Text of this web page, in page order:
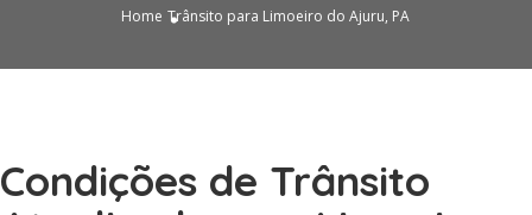
Home Trânsito para Limoeiro do Ajuru, PA
Condições de Trânsito